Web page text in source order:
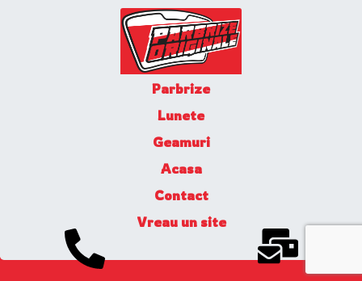
Parbrize
Lunete
Geamuri
Acasa
Contact
Vreau un site